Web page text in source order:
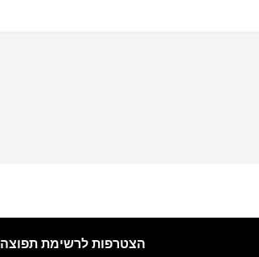
הצטרפות לרשימת תפוצה